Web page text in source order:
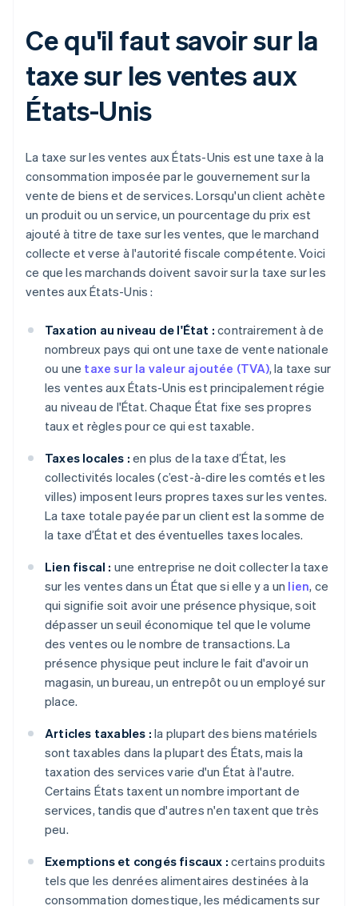
Ce qu'il faut savoir sur la
taxe sur les ventes aux
États-Unis
La taxe sur les ventes aux États-Unis est une taxe à la
consommation imposée par le gouvernement sur la
vente de biens et de services. Lorsqu'un client achète
un produit ou un service, un pourcentage du prix est
ajouté à titre de taxe sur les ventes, que le marchand
collecte et verse à l'autorité fiscale compétente. Voici
ce que les marchands doivent savoir sur la taxe sur les
ventes aux États-Unis :
Taxation au niveau de l'État : contrairement à de
nombreux pays qui ont une taxe de vente nationale
ou une taxe sur la valeur ajoutée (TVA), la taxe sur
les ventes aux États-Unis est principalement régie
au niveau de l'État. Chaque État fixe ses propres
taux et règles pour ce qui est taxable.
Taxes locales : en plus de la taxe d’État, les
collectivités locales (c’est-à-dire les comtés et les
villes) imposent leurs propres taxes sur les ventes.
La taxe totale payée par un client est la somme de
la taxe d’État et des éventuelles taxes locales.
Lien fiscal : une entreprise ne doit collecter la taxe
sur les ventes dans un État que si elle y a un lien, ce
qui signifie soit avoir une présence physique, soit
dépasser un seuil économique tel que le volume
des ventes ou le nombre de transactions. La
présence physique peut inclure le fait d'avoir un
magasin, un bureau, un entrepôt ou un employé sur
place.
Articles taxables : la plupart des biens matériels
sont taxables dans la plupart des États, mais la
taxation des services varie d'un État à l'autre.
Certains États taxent un nombre important de
services, tandis que d'autres n'en taxent que très
peu.
Exemptions et congés fiscaux : certains produits
tels que les denrées alimentaires destinées à la
consommation domestique, les médicaments sur